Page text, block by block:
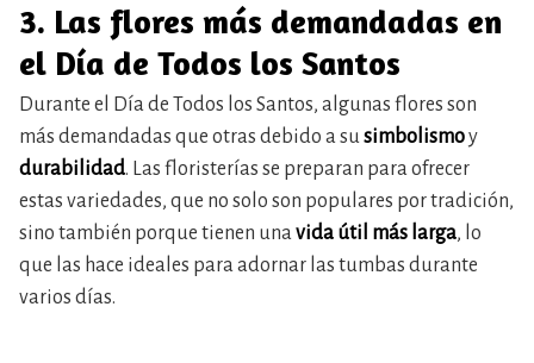
3. Las flores más demandadas en
el Día de Todos los Santos
Durante el Día de Todos los Santos, algunas flores son
más demandadas que otras debido a susimbolismoy
durabilidad. Las floristerías se preparan para ofrecer
estas variedades, que no solo son populares por tradición,
sino también porque tienen unavida útil más larga, lo
que las hace ideales para adornar las tumbas durante
varios días.